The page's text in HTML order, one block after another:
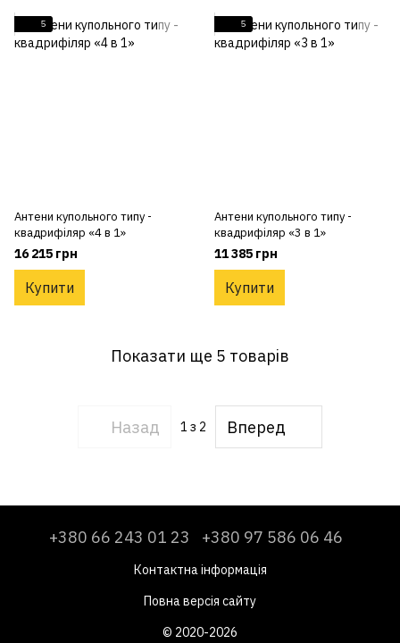
5
Антени купольного типу -
квадрифіляр «4 в 1»
16 215 грн
Купити
5
Антени купольного типу -
квадрифіляр «3 в 1»
11 385 грн
Купити
Показати ще 5 товарів
Назад 1 з 2 Вперед
+380 66 243 01 23 +380 97 586 06 46
Контактна інформація
Повна версія сайту
© 2020-2026